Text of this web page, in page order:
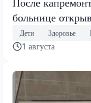
После
больнице
Дети Здоровье
1 августа